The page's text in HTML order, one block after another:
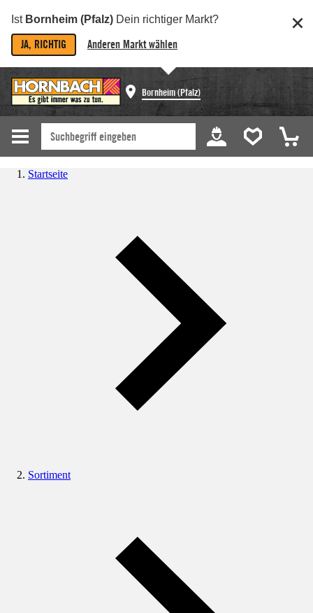
Ist Bornheim (Pfalz) Dein richtiger Markt?
JA, RICHTIG Anderen Markt wählen
Bornheim (Pfalz)
Startseite
Sortiment